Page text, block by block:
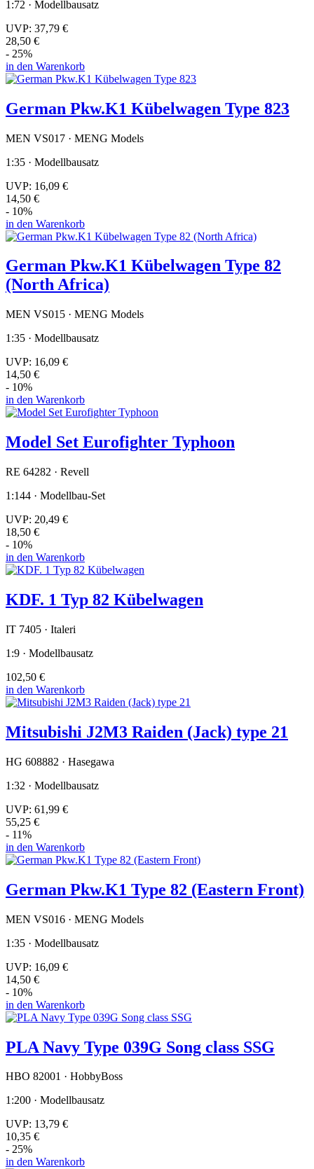
1:72 · Modellbausatz
UVP: 37,79 €
28,50 €
- 25%
in den Warenkorb
German Pkw.K1 Kübelwagen Type 823
MEN VS017 · MENG Models
1:35 · Modellbausatz
UVP: 16,09 €
14,50 €
- 10%
in den Warenkorb
German Pkw.K1 Kübelwagen Type 82
(North Africa)
MEN VS015 · MENG Models
1:35 · Modellbausatz
UVP: 16,09 €
14,50 €
- 10%
in den Warenkorb
Model Set Eurofighter Typhoon
RE 64282 · Revell
1:144 · Modellbau-Set
UVP: 20,49 €
18,50 €
- 10%
in den Warenkorb
KDF. 1 Typ 82 Kübelwagen
IT 7405 · Italeri
1:9 · Modellbausatz
102,50 €
in den Warenkorb
Mitsubishi J2M3 Raiden (Jack) type 21
HG 608882 · Hasegawa
1:32 · Modellbausatz
UVP: 61,99 €
55,25 €
- 11%
in den Warenkorb
German Pkw.K1 Type 82 (Eastern Front)
MEN VS016 · MENG Models
1:35 · Modellbausatz
UVP: 16,09 €
14,50 €
- 10%
in den Warenkorb
PLA Navy Type 039G Song class SSG
HBO 82001 · HobbyBoss
1:200 · Modellbausatz
UVP: 13,79 €
10,35 €
- 25%
in den Warenkorb